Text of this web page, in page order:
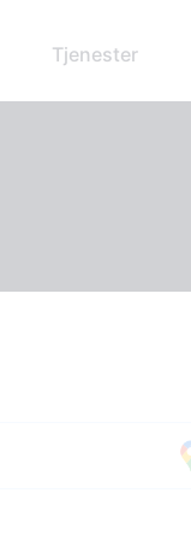
Tjenester